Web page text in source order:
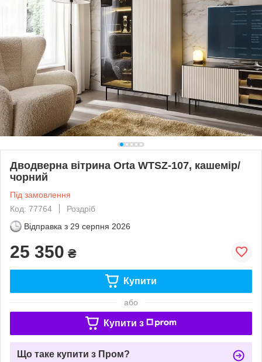
Дводверна вітрина Orta WTSZ-107, кашемір/
чорний
Під замовлення
Код: 77764
Роздріб
Відправка з 29 серпня 2026
25 350 ₴
Купити
або
Купити з
Що таке купити з Пром?